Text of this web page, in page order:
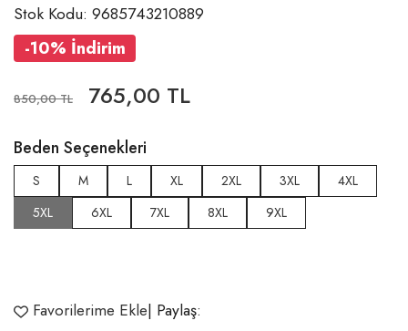
Stok Kodu: 9685743210889
-10% İndirim
850,00 TL 765,00 TL
Beden Seçenekleri
S M L XL 2XL 3XL
4XL
5XL
6XL 7XL 8XL 9XL
Favorilerime Ekle| Paylaş: